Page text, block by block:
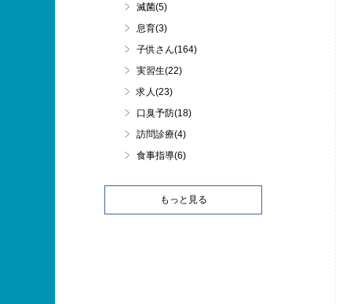
滅菌(5)
息育(3)
子供さん(164)
実習生(22)
求人(23)
口臭予防(18)
訪問診療(4)
食事指導(6)
もっと見る